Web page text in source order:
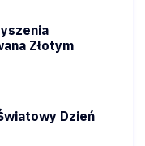
Złotym
Dzień